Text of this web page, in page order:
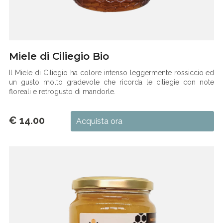
Miele di Ciliegio Bio
Il Miele di Ciliegio ha colore intenso leggermente rossiccio ed
un gusto molto gradevole che ricorda le ciliegie con note
floreali e retrogusto di mandorle.
€ 14.00 Acquista ora